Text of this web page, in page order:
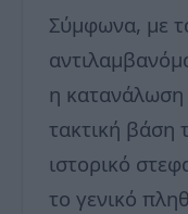
Σύμφωνα, με
η
τακτική βάση
ιστορικό
το γενικό